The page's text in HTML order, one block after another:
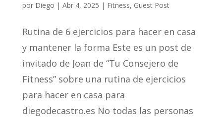
por Diego | Abr 4, 2025 | Fitness, Guest Post
Rutina de 6 ejercicios para hacer en casa
y mantener la forma Este es un post de
invitado de Joan de “Tu Consejero de
Fitness” sobre una rutina de ejercicios
para hacer en casa para
diegodecastro.es No todas las personas